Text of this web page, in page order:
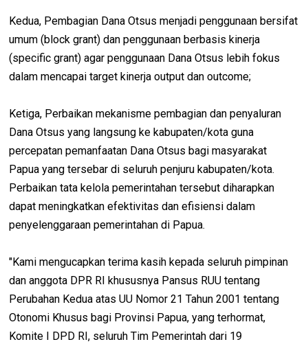
Kedua, Pembagian Dana Otsus menjadi penggunaan bersifat
umum (block grant) dan penggunaan berbasis kinerja
(specific grant) agar penggunaan Dana Otsus lebih fokus
dalam mencapai target kinerja output dan outcome;
Ketiga, Perbaikan mekanisme pembagian dan penyaluran
Dana Otsus yang langsung ke kabupaten/kota guna
percepatan pemanfaatan Dana Otsus bagi masyarakat
Papua yang tersebar di seluruh penjuru kabupaten/kota.
Perbaikan tata kelola pemerintahan tersebut diharapkan
dapat meningkatkan efektivitas dan efisiensi dalam
penyelenggaraan pemerintahan di Papua.
"Kami mengucapkan terima kasih kepada seluruh pimpinan
dan anggota DPR RI khususnya Pansus RUU tentang
Perubahan Kedua atas UU Nomor 21 Tahun 2001 tentang
Otonomi Khusus bagi Provinsi Papua, yang terhormat,
Komite I DPD RI, seluruh Tim Pemerintah dari 19